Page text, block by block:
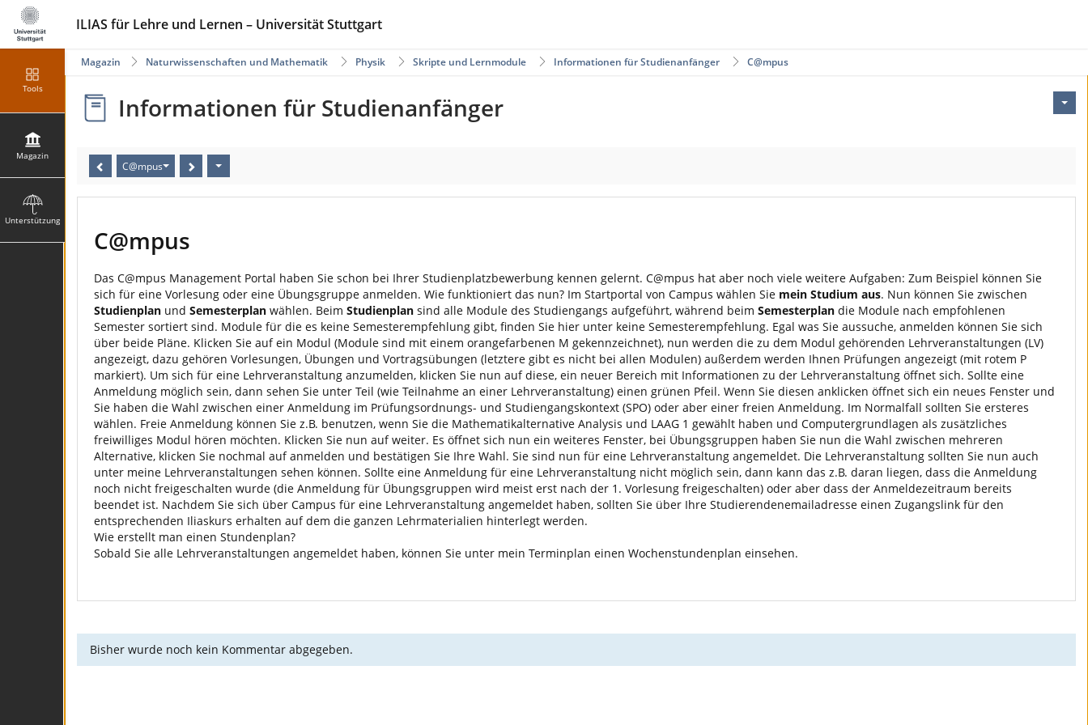
ILIAS für Lehre und Lernen – Universität Stuttgart
Tools
Magazin
Unterstützung
C@mpus
Informationen für Studienanfänger
Skripte und Lernmodule
Physik
Naturwissenschaften und Mathematik
Magazin
Informationen für Studienanfänger
C@mpus
C@mpus
Das C@mpus Management Portal haben Sie schon bei Ihrer Studienplatzbewerbung kennen gelernt. C@mpus hat aber noch viele weitere Aufgaben: Zum Beispiel können Sie
sich für eine Vorlesung oder eine Übungsgruppe anmelden. Wie funktioniert das nun? Im Startportal von Campus wählen Sie mein Studium aus. Nun können Sie zwischen
Studienplan und Semesterplan wählen. Beim Studienplan sind alle Module des Studiengangs aufgeführt, während beim Semesterplan die Module nach empfohlenen
Semester sortiert sind. Module für die es keine Semesterempfehlung gibt, finden Sie hier unter keine Semesterempfehlung. Egal was Sie aussuche, anmelden können Sie sich
über beide Pläne. Klicken Sie auf ein Modul (Module sind mit einem orangefarbenen M gekennzeichnet), nun werden die zu dem Modul gehörenden Lehrveranstaltungen (LV)
angezeigt, dazu gehören Vorlesungen, Übungen und Vortragsübungen (letztere gibt es nicht bei allen Modulen) außerdem werden Ihnen Prüfungen angezeigt (mit rotem P
markiert). Um sich für eine Lehrveranstaltung anzumelden, klicken Sie nun auf diese, ein neuer Bereich mit Informationen zu der Lehrveranstaltung öffnet sich. Sollte eine
Anmeldung möglich sein, dann sehen Sie unter Teil (wie Teilnahme an einer Lehrveranstaltung) einen grünen Pfeil. Wenn Sie diesen anklicken öffnet sich ein neues Fenster und
Sie haben die Wahl zwischen einer Anmeldung im Prüfungsordnungs- und Studiengangskontext (SPO) oder aber einer freien Anmeldung. Im Normalfall sollten Sie ersteres
wählen. Freie Anmeldung können Sie z.B. benutzen, wenn Sie die Mathematikalternative Analysis und LAAG 1 gewählt haben und Computergrundlagen als zusätzliches
freiwilliges Modul hören möchten. Klicken Sie nun auf weiter. Es öffnet sich nun ein weiteres Fenster, bei Übungsgruppen haben Sie nun die Wahl zwischen mehreren
Alternative, klicken Sie nochmal auf anmelden und bestätigen Sie Ihre Wahl. Sie sind nun für eine Lehrveranstaltung angemeldet. Die Lehrveranstaltung sollten Sie nun auch
unter meine Lehrveranstaltungen sehen können. Sollte eine Anmeldung für eine Lehrveranstaltung nicht möglich sein, dann kann das z.B. daran liegen, dass die Anmeldung
noch nicht freigeschalten wurde (die Anmeldung für Übungsgruppen wird meist erst nach der 1. Vorlesung freigeschalten) oder aber dass der Anmeldezeitraum bereits
beendet ist. Nachdem Sie sich über Campus für eine Lehrveranstaltung angemeldet haben, sollten Sie über Ihre Studierendenemailadresse einen Zugangslink für den
entsprechenden Iliaskurs erhalten auf dem die ganzen Lehrmaterialien hinterlegt werden.
Wie erstellt man einen Stundenplan?
Sobald Sie alle Lehrveranstaltungen angemeldet haben, können Sie unter mein Terminplan einen Wochenstundenplan einsehen.
Bisher wurde noch kein Kommentar abgegeben.